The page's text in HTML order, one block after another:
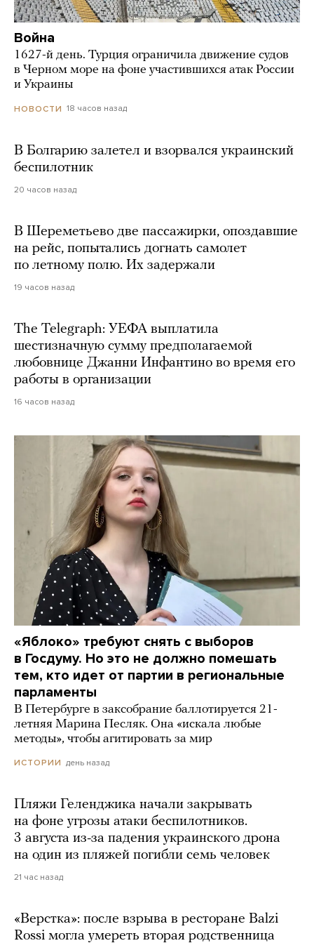
Война
1627-й день. Турция ограничила движение судов
в Черном море на фоне участившихся атак России
и Украины
НОВОСТИ 18 часов назад
В Болгарию залетел и взорвался украинский
беспилотник
20 часов назад
В Шереметьево две пассажирки, опоздавшие
на рейс, попытались догнать самолет
по летному полю. Их задержали
19 часов назад
The Telegraph: УЕФА выплатила
шестизначную сумму предполагаемой
любовнице Джанни Инфантино во время его
работы в организации
16 часов назад
«Яблоко» требуют снять с выборов
в Госдуму. Но это не должно помешать
тем, кто идет от партии в региональные
парламенты
В Петербурге в заксобрание баллотируется 21-
летняя Марина Песляк. Она «искала любые
методы», чтобы агитировать за мир
ИСТОРИИ день назад
Пляжи Геленджика начали закрывать
на фоне угрозы атаки беспилотников.
3 августа из-за падения украинского дрона
на один из пляжей погибли семь человек
21 час назад
«Верстка»: после взрыва в ресторане Balzi
Rossi могла умереть вторая родственница